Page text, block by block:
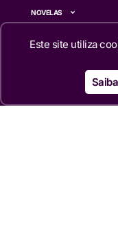
NOVELAS
REALITIES
Este site utiliza